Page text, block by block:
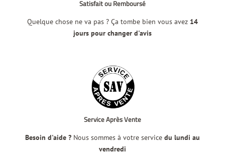
Satisfait ou Remboursé
Quelque chose ne va pas ? Ça tombe bien vous avez 14
jours pour changer d'avis
Service Après Vente
Besoin d'aide ? Nous sommes à votre service du lundi au
vendredi